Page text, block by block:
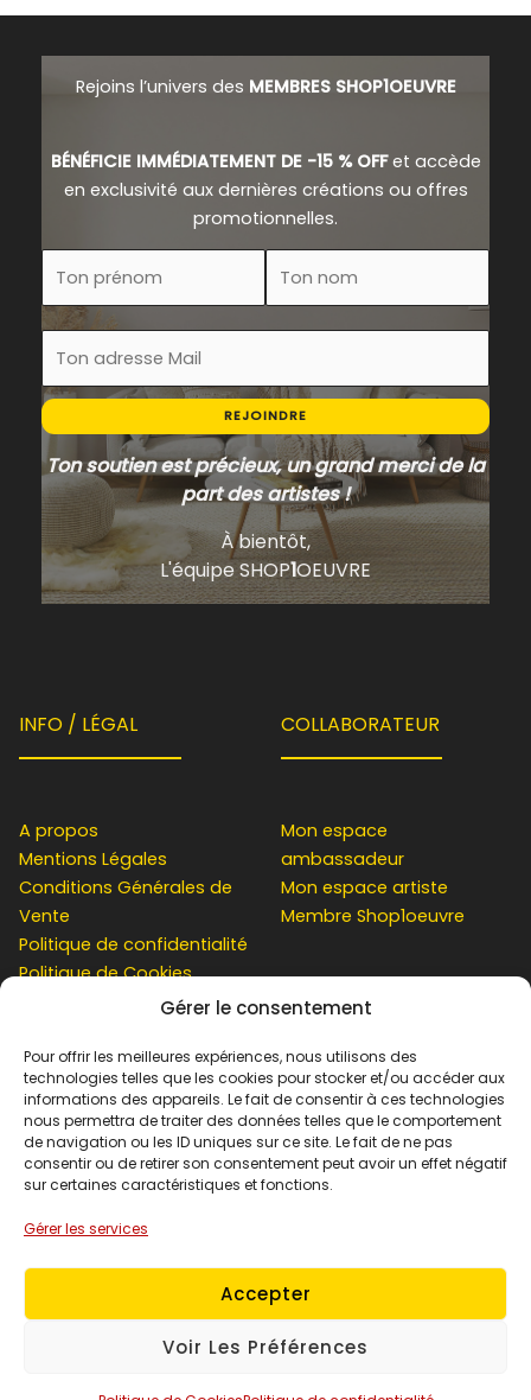
Gérer le consentement
Pour offrir les meilleures expériences, nous utilisons des
technologies telles que les cookies pour stocker et/ou accéder aux
informations des appareils. Le fait de consentir à ces technologies
nous permettra de traiter des données telles que le comportement
de navigation ou les ID uniques sur ce site. Le fait de ne pas
consentir ou de retirer son consentement peut avoir un effet négatif
sur certaines caractéristiques et fonctions.
Gérer les services
Accepter
Voir Les Préférences
Rejoins l’univers des MEMBRES SHOP1OEUVRE
BÉNÉFICIE IMMÉDIATEMENT DE -15 % OFFet accède
en exclusivité aux dernières créations ou offres
promotionnelles.
REJOINDRE
Ton soutien est précieux, un grand merci de la
part des artistes !
À bientôt,
L'équipe SHOP1OEUVRE
INFO / LÉGAL
A propos
Mentions Légales
Conditions Générales de
Vente
Politique de confidentialité
Politique de Cookies
COLLABORATEUR
Mon espace
ambassadeur
Mon espace artiste
Membre Shop1oeuvre
Contact
Simulation chez vous
Panier
© 2026 Shop1oeuvre. Powered by